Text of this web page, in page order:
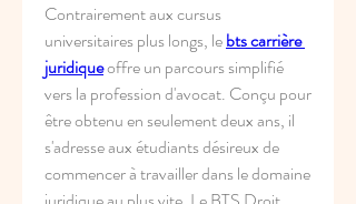
Contrairement aux cursus
universitaires plus longs, le bts carrière
juridique offre un parcours simplifié
vers la profession d'avocat. Conçu pour
être obtenu en seulement deux ans, il
s'adresse aux étudiants désireux de
commencer à travailler dans le domaine